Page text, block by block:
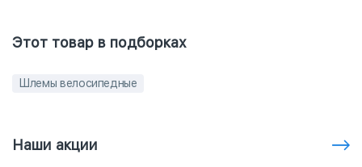
Этот товар в подборках
Шлемы велосипедные
Наши акции